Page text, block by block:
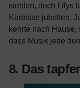
stehlen, doch Lilys
Kürbisse jubelten,
kehrte nach Hause,
dass Musik jede
8. Das